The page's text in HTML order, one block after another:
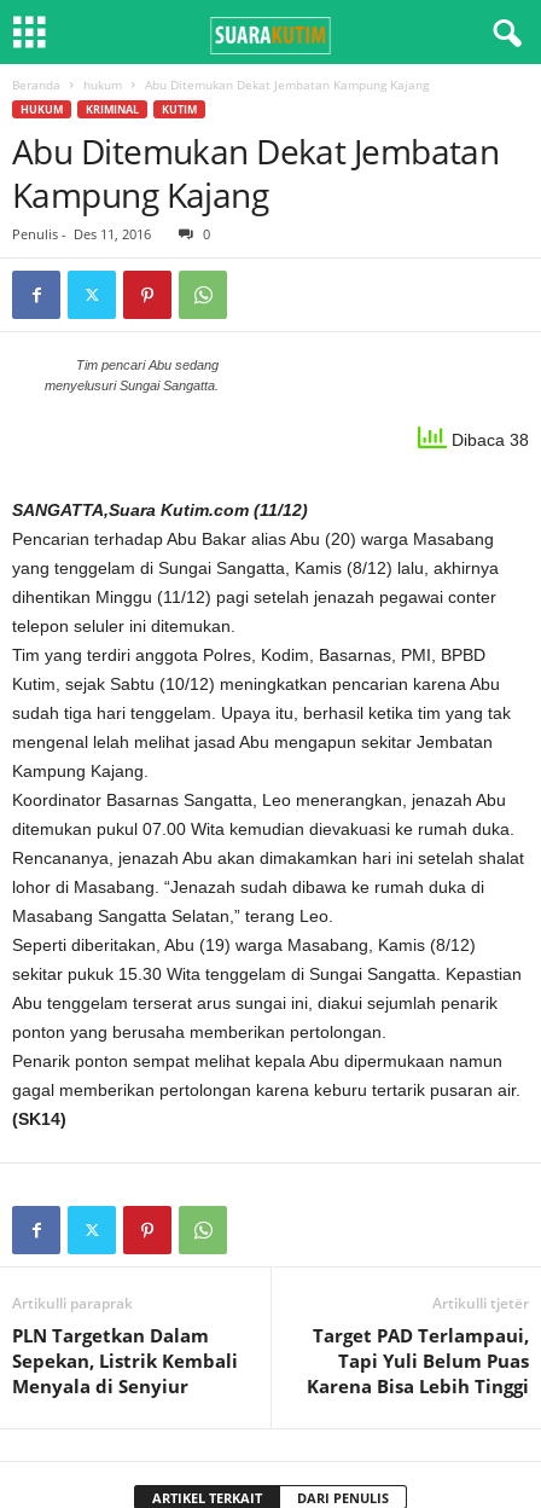
Beranda hukum Abu Ditemukan Dekat Jembatan Kampung Kajang
HUKUM KRIMINAL KUTIM
Abu Ditemukan Dekat Jembatan
Kampung Kajang
Penulis - Des 11, 2016 0
Tim pencari Abu sedang
menyelusuri Sungai Sangatta.
Dibaca 38
SANGATTA,Suara Kutim.com (11/12)
Pencarian terhadap Abu Bakar alias Abu (20) warga Masabang
yang tenggelam di Sungai Sangatta, Kamis (8/12) lalu, akhirnya
dihentikan Minggu (11/12) pagi setelah jenazah pegawai conter
telepon seluler ini ditemukan.
Tim yang terdiri anggota Polres, Kodim, Basarnas, PMI, BPBD
Kutim, sejak Sabtu (10/12) meningkatkan pencarian karena Abu
sudah tiga hari tenggelam. Upaya itu, berhasil ketika tim yang tak
mengenal lelah melihat jasad Abu mengapun sekitar Jembatan
Kampung Kajang.
Koordinator Basarnas Sangatta, Leo menerangkan, jenazah Abu
ditemukan pukul 07.00 Wita kemudian dievakuasi ke rumah duka.
Rencananya, jenazah Abu akan dimakamkan hari ini setelah shalat
lohor di Masabang. “Jenazah sudah dibawa ke rumah duka di
Masabang Sangatta Selatan,” terang Leo.
Seperti diberitakan, Abu (19) warga Masabang, Kamis (8/12)
sekitar pukuk 15.30 Wita tenggelam di Sungai Sangatta. Kepastian
Abu tenggelam terserat arus sungai ini, diakui sejumlah penarik
ponton yang berusaha memberikan pertolongan.
Penarik ponton sempat melihat kepala Abu dipermukaan namun
gagal memberikan pertolongan karena keburu tertarik pusaran air.
(SK14)
Artikulli paraprak
PLN Targetkan Dalam
Sepekan, Listrik Kembali
Menyala di Senyiur
Artikulli tjetër
Target PAD Terlampaui,
Tapi Yuli Belum Puas
Karena Bisa Lebih Tinggi
ARTIKEL TERKAIT DARI PENULIS